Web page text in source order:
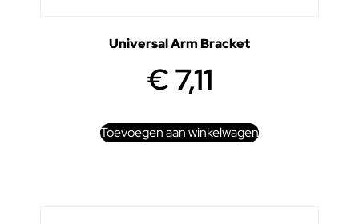
Universal Arm Bracket
€7,11
Toevoegen aan winkelwagen